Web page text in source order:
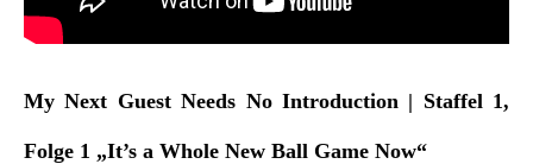
My Next Guest Needs No Introduction | Staffel 1,
Folge 1 „It’s a Whole New Ball Game Now“